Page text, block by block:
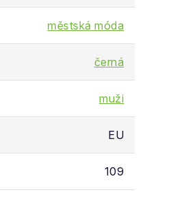
městská móda
černá
muži
EU
109